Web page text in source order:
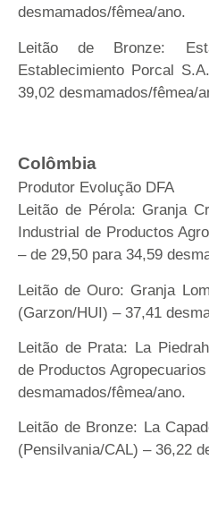
desmamados/fêmea/ano.
Leitão de Bronze:
Establecimiento Porcal
39,02 desmamados/fêmea/
Colômbia
Produtor Evolução DFA
Leitão de Pérola: Granja
Industrial de Productos
– de 29,50 para 34,59
Leitão de Ouro: Granja
(Garzon/HUI) – 37,41
Leitão de Prata: La
de Productos
desmamados/fêmea/ano.
Leitão de Bronze: La
(Pensilvania/CAL) – 36,22